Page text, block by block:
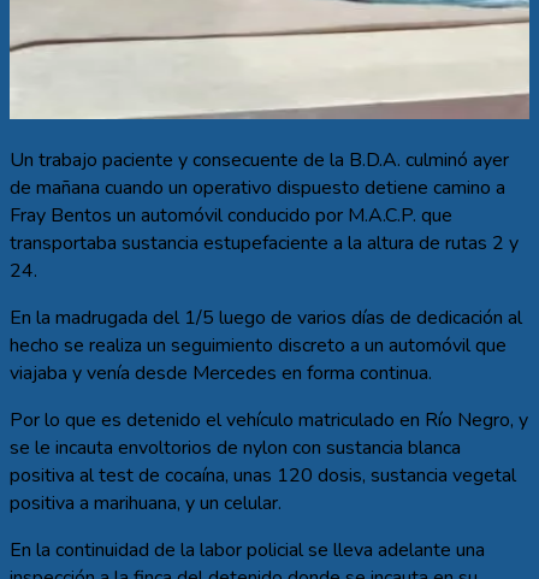
Un trabajo paciente y consecuente de la B.D.A. culminó ayer
de mañana cuando un operativo dispuesto detiene camino a
Fray Bentos un automóvil conducido por M.A.C.P. que
transportaba sustancia estupefaciente a la altura de rutas 2 y
24.
En la madrugada del 1/5 luego de varios días de dedicación al
hecho se realiza un seguimiento discreto a un automóvil que
viajaba y venía desde Mercedes en forma continua.
Por lo que es detenido el vehículo matriculado en Río Negro, y
se le incauta envoltorios de nylon con sustancia blanca
positiva al test de cocaína, unas 120 dosis, sustancia vegetal
positiva a marihuana, y un celular.
En la continuidad de la labor policial se lleva adelante una